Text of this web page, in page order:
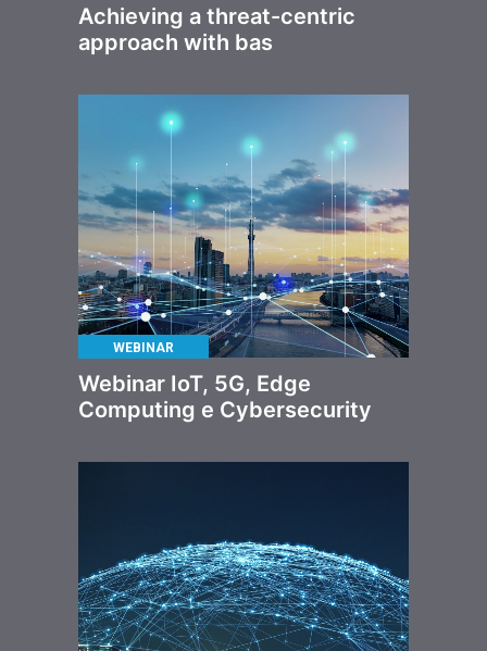
Achieving a threat-centric
approach with bas
WEBINAR
Webinar IoT, 5G, Edge
Computing e Cybersecurity